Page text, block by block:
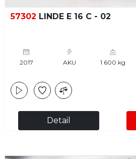
57302 LINDE E 16 C - 02
2017 AKU 1 600 kg
Detail